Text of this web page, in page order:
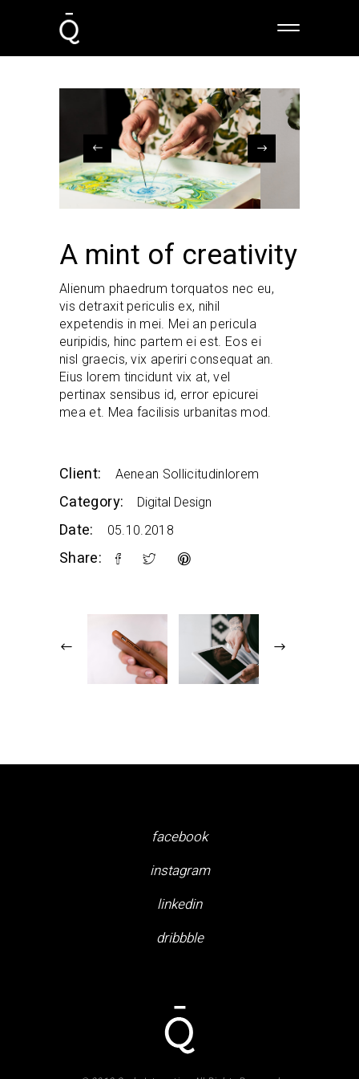
A mint of creativity
Alienum phaedrum torquatos nec eu,
vis detraxit periculis ex, nihil
expetendis in mei. Mei an pericula
euripidis, hinc partem ei est. Eos ei
nisl graecis, vix aperiri consequat an.
Eius lorem tincidunt vix at, vel
pertinax sensibus id, error epicurei
mea et. Mea facilisis urbanitas mod.
Client: Aenean Sollicitudinlorem
Category: Digital Design
Date: 05.10.2018
Share:
facebook
instagram
linkedin
dribbble